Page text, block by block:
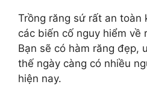
Trồng răng sứ rất an toàn
các biến cố nguy hiểm về
Bạn sẽ có hàm răng đẹp,
thế ngày càng có nhiều
hiện nay.